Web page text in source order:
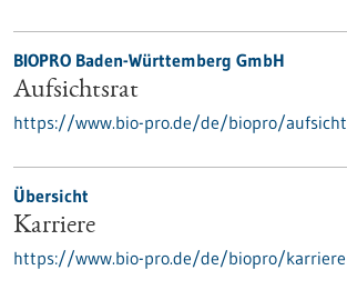
BIOPRO Baden-Württemberg GmbH
Aufsichtsrat
https://www.bio-pro.de/de/biopro/
Übersicht
Karriere
https://www.bio-pro.de/de/biopro/karriere